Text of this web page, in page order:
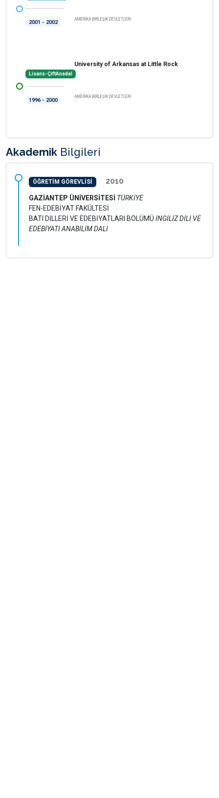
2001 - 2002
AMERİKA BİRLEŞİK DEVLETLERİ
Lisans-ÇiftAnadal
1996 - 2000
University of Arkansas at Little Rock
AMERİKA BİRLEŞİK DEVLETLERİ
Akademik Bilgileri
ÖĞRETİM GÖREVLİSİ 2010
GAZİANTEP ÜNİVERSİTESİ TÜRKİYE
FEN-EDEBİYAT FAKÜLTESİ
BATI DİLLERİ VE EDEBİYATLARI BÖLÜMÜ İNGİLİZ DİLİ VE
EDEBİYATI ANABİLİM DALI